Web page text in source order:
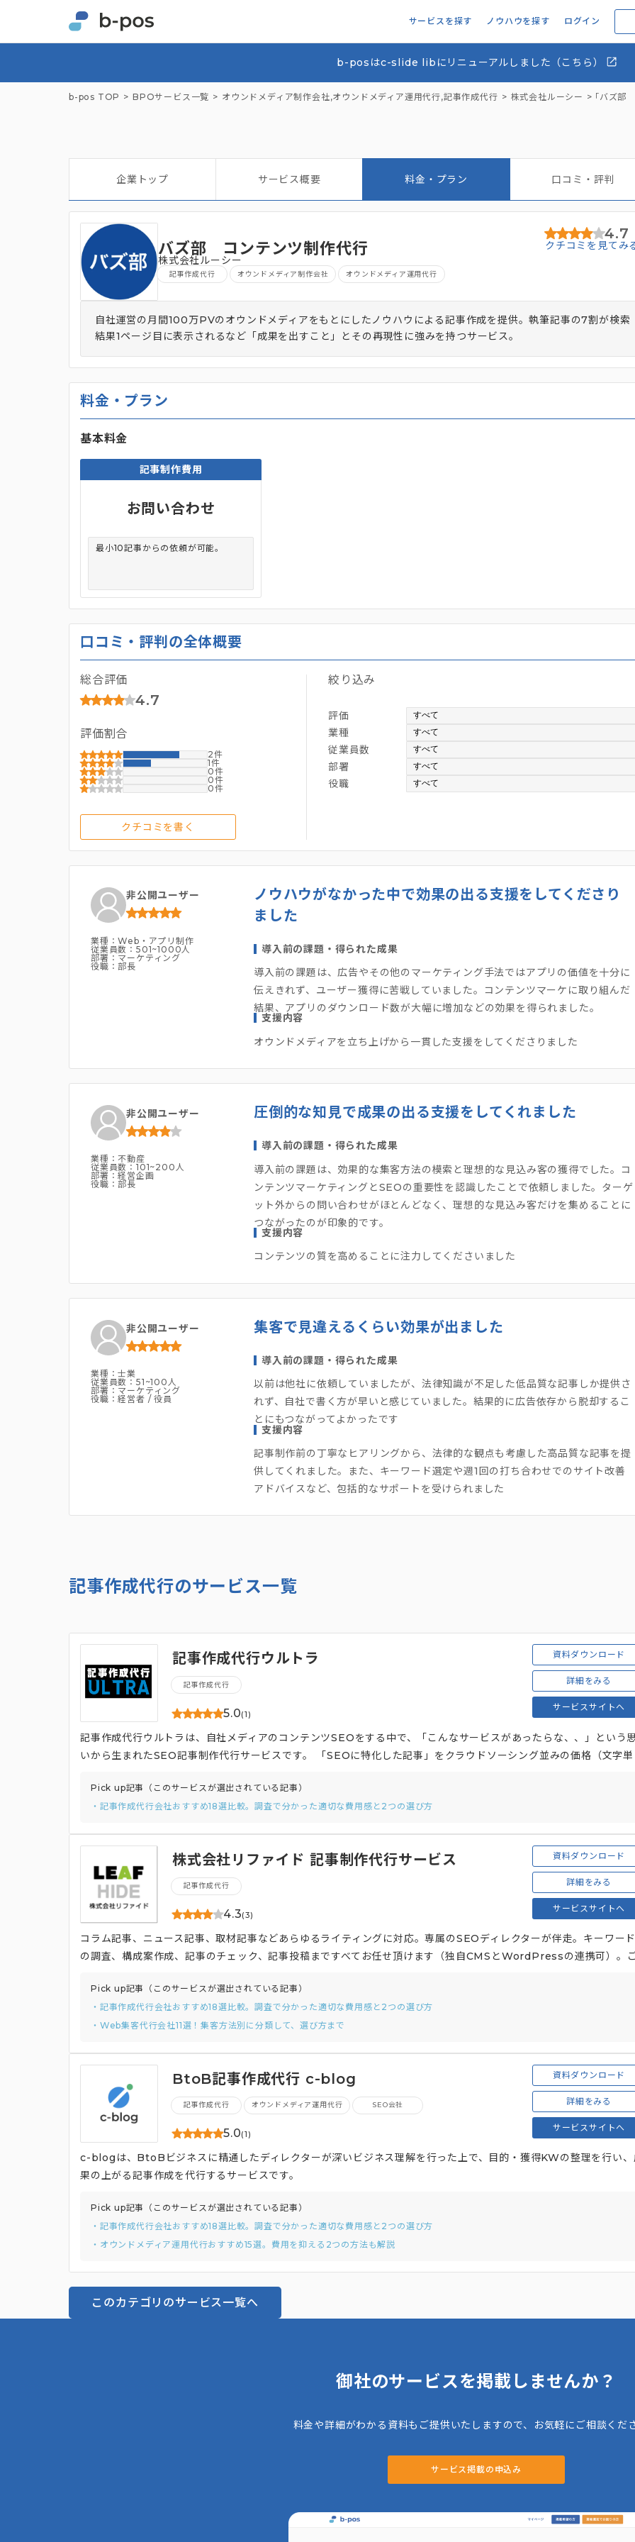
サービスを探す ノウハウを探す ログイン
b-posはc-slide libにリニューアルしました（こちら）
b-pos TOP BPOサービス一覧 オウンドメディア制作会社,オウンドメディア運用代行,記事作成代行 株式会社ルーシー 「バズ部
企業トップ サービス概要 料金・プラン 口コミ・評判
バズ部 コンテンツ制作代行
株式会社ルーシー
記事作成代行 オウンドメディア制作会社 オウンドメディア運用代行
4.7
クチコミを見てみ
自社運営の月間100万PVのオウンドメディアをもとにしたノウハウによる記事作成を提供。執筆記事の7割が検索
結果1ページ目に表示されるなど「成果を出すこと」とその再現性に強みを持つサービス。
料金・プラン
基本料金
記事制作費用
お問い合わせ
最小10記事からの依頼が可能。
口コミ・評判の全体概要
総合評価
4.7
評価割合
2
1
0
0
0
クチコミを書く
絞り込み
評価
業種
従業員数
部署
役職
非公開ユーザー
業種：Web・アプリ制作
従業員数：501~1000人
部署：マーケティング
役職：部長
ノウハウがなかった中で効果の出る支援をしてくださり
ました
導入前の課題・得られた成果
導入前の課題は、広告やその他のマーケティング手法ではアプリの価値を十分に
伝えきれず、ユーザー獲得に苦戦していました。コンテンツマーケに取り組んだ
結果、アプリのダウンロード数が大幅に増加などの効果を得られました。
支援内容
オウンドメディアを立ち上げから一貫した支援をしてくださりました
非公開ユーザー
業種：不動産
従業員数：101~200人
部署：経営企画
役職：部長
圧倒的な知見で成果の出る支援をしてくれました
導入前の課題・得られた成果
導入前の課題は、効果的な集客方法の模索と理想的な見込み客の獲得でした。コ
ンテンツマーケティングとSEOの重要性を認識したことで依頼しました。ターゲ
ット外からの問い合わせがほとんどなく、理想的な見込み客だけを集めることに
つながったのが印象的です。
支援内容
コンテンツの質を高めることに注力してくださいました
非公開ユーザー
業種：士業
従業員数：51~100人
部署：マーケティング
役職：経営者 / 役員
集客で見違えるくらい効果が出ました
導入前の課題・得られた成果
以前は他社に依頼していましたが、法律知識が不足した低品質な記事しか提供さ
れず、自社で書く方が早いと感じていました。結果的に広告依存から脱却するこ
とにもつながってよかったです
支援内容
記事制作前の丁寧なヒアリングから、法律的な観点も考慮した高品質な記事を提
供してくれました。また、キーワード選定や週1回の打ち合わせでのサイト改善
アドバイスなど、包括的なサポートを受けられました
記事作成代行のサービス一覧
記事作成代行ウルトラ
記事作成代行
5.0(1)
資料ダウンロード
詳細をみる
サービスサイトへ
記事作成代行ウルトラは、自社メディアのコンテンツSEOをする中で、「こんなサービスがあったらな、、」という
いから生まれたSEO記事制作代行サービスです。 「SEOに特化した記事」をクラウドソーシング並みの価格（文字単
Pick up記事（このサービスが選出されている記事）
・記事作成代行会社おすすめ18選比較。調査で分かった適切な費用感と2つの選び方
株式会社リファイド 記事制作代行サービス
記事作成代行
4.3(3)
資料ダウンロード
詳細をみる
サービスサイトへ
コラム記事、ニュース記事、取材記事などあらゆるライティングに対応。専属のSEOディレクターが伴走。キーワー
の調査、構成案作成、記事のチェック、記事投稿まですべてお任せ頂けます（独自CMSとWordPressの連携可）。
Pick up記事（このサービスが選出されている記事）
・記事作成代行会社おすすめ18選比較。調査で分かった適切な費用感と2つの選び方
・Web集客代行会社11選！集客方法別に分類して、選び方まで
BtoB記事作成代行 c-blog
記事作成代行 オウンドメディア運用代行 SEO会社
5.0(1)
資料ダウンロード
詳細をみる
サービスサイトへ
c-blogは、BtoBビジネスに精通したディレクターが深いビジネス理解を行った上で、目的・獲得KWの整理を行い
果の上がる記事作成を代行するサービスです。
Pick up記事（このサービスが選出されている記事）
・記事作成代行会社おすすめ18選比較。調査で分かった適切な費用感と2つの選び方
・オウンドメディア運用代行おすすめ15選。費用を抑える2つの方法も解説
このカテゴリのサービス一覧へ
御社のサービスを掲載しませんか？
料金や詳細がわかる資料もご提供いたしますので、お気軽にご相談くだ
サービス掲載の申込み